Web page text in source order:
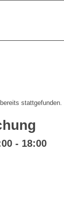
stattgefunden.
- 18:00